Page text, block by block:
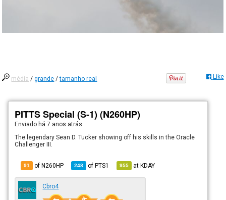
média /grande /tamanho real Like
PITTS Special (S-1) (N260HP)
Enviado há7 anos atrás
The legendary Sean D. Tucker showing off his skills in the Oracle
Challenger III.
91 of N260HP 248 ofPTS1 955 atKDAY
Cbro4